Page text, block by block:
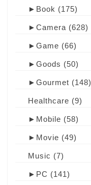
► Book (175)
► Camera (628)
► Game (66)
► Goods (50)
► Gourmet (148)
Healthcare (9)
► Mobile (58)
► Movie (49)
Music (7)
► PC (141)